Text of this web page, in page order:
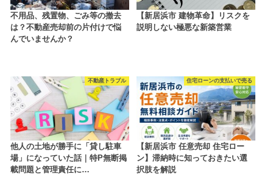
不用品、残置物、ごみ等の撤去
は？不動産売却前の片付けで悩
んでいませんか？
【新居浜市 建物革命】リスクを
説明しない極悪な新築営業
不動産トラブル
他人の土地が勝手に「貸し駐車
場」になっていた話｜特P無断掲
載問題と管理責任に…
住宅ローンの支払いで売る
【新居浜市 任意売却 住宅ロー
ン】滞納時に知っておきたい選
択肢を解説